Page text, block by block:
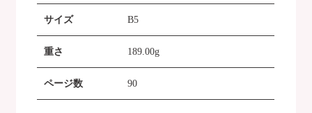
サイズ B5
重さ 189.00g
ページ数 90